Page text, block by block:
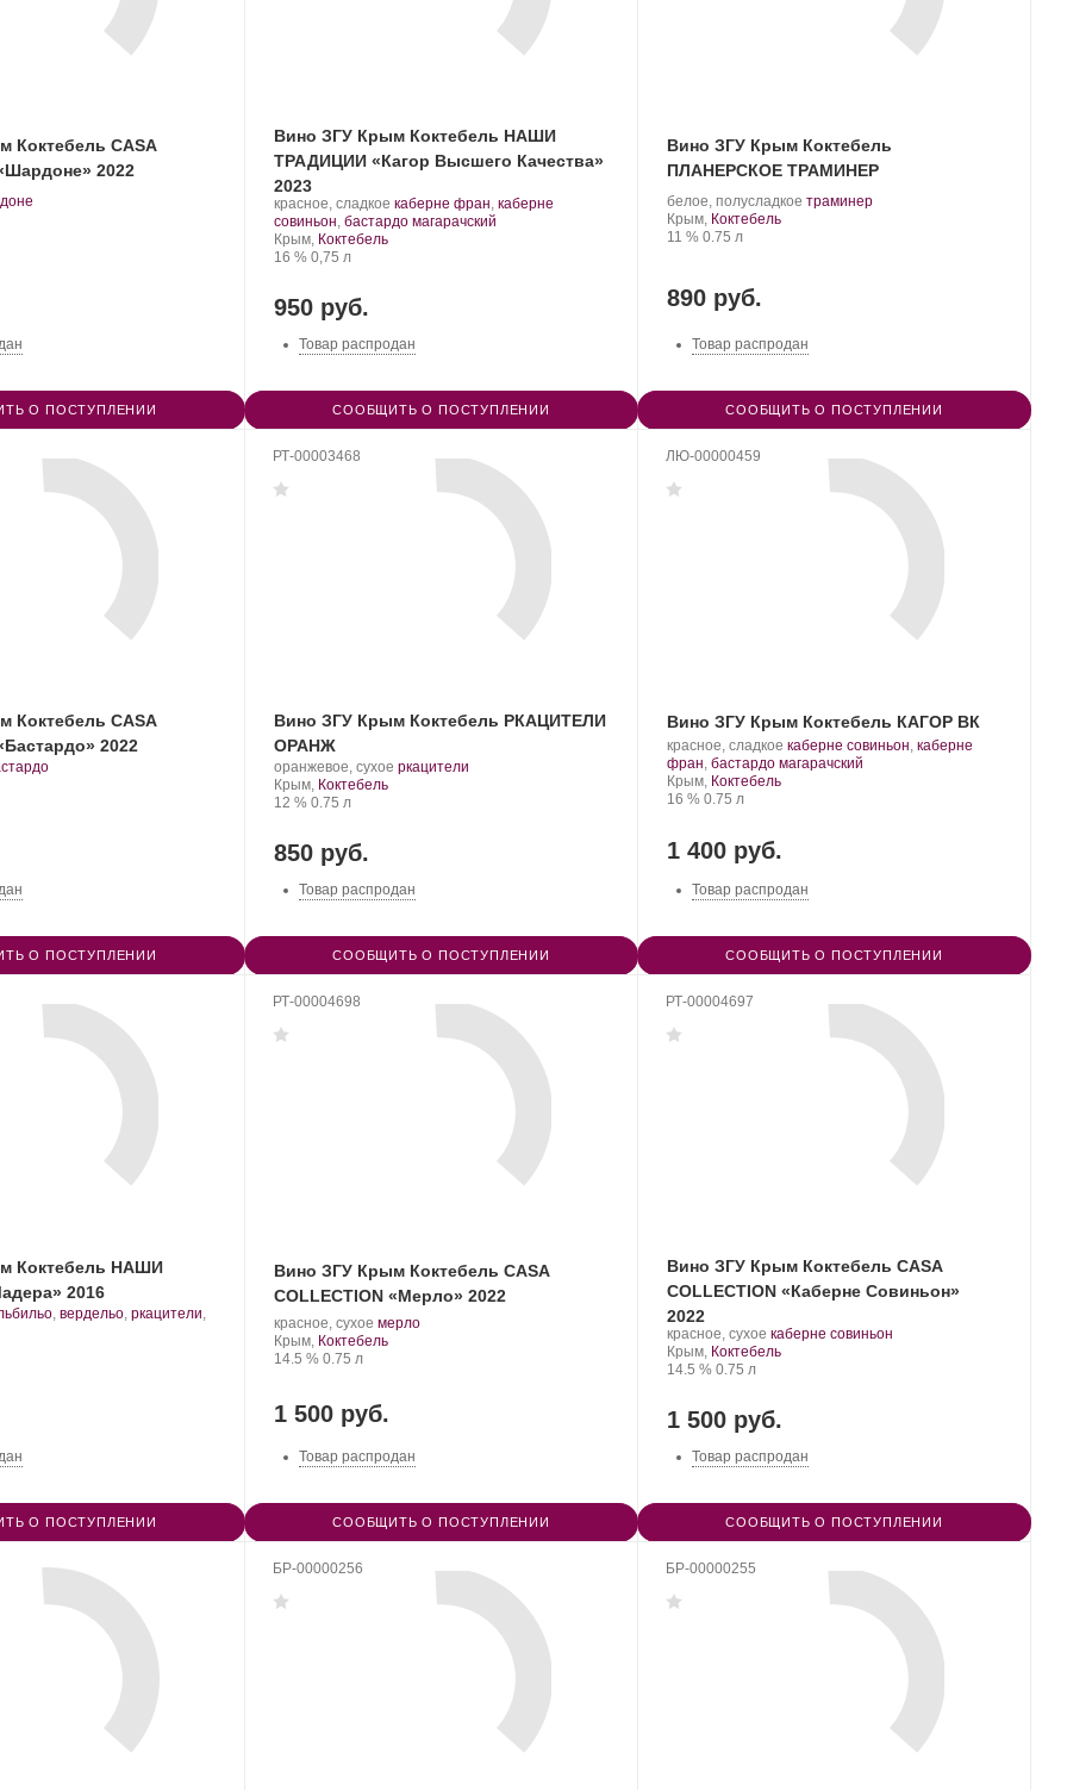
Коктебель CASA
2022
О ПОСТУПЛЕНИИ
Вино ЗГУ Крым Коктебель НАШИ
ТРАДИЦИИ «Кагор Высшего Качества»
2023
Производитель:
Завод
марочных
вин
красное, сладкое .
Сорт
каберне фран, каберне
совиньон, бастардо магарачский
Регион:
Крым, Коктебель
Крепость
16 %. Объем
0,75 л
950 руб.
Товар распродан
СООБЩИТЬ О ПОСТУПЛЕНИИ
Вино ЗГУ Крым Коктебель
ПЛАНЕРСКОЕ ТРАМИНЕР
Производитель:
Завод
марочных
белое, полусладкое .траминер.
Регион:
Крым, Коктебель
Крепость
11 %. Объем
0.75 л
890 руб.
Товар распродан
СООБЩИТЬ О ПОСТУПЛЕНИИ
Коктебель CASA
2022
.
О ПОСТУПЛЕНИИ
РТ-00003468
Вино ЗГУ Крым Коктебель РКАЦИТЕЛИ
ОРАНЖ
Производитель:
Завод
марочных
оранжевое, сухое .ркацители
Регион:
Крым, Коктебель
Крепость
12 %. Объем
0.75 л
850 руб.
Товар распродан
СООБЩИТЬ О ПОСТУПЛЕНИИ
ЛЮ-00000459
Вино ЗГУ Крым Коктебель КАГОР ВК
Производитель:
Завод
марочных
вин
красное, сладкое .
Сорт
каберне совиньон, каберне
фран, бастардо магарачский
Регион:
Крым, Коктебель
Крепость
16 %. Объем
0.75 л
1 400 руб.
Товар распродан
СООБЩИТЬ О ПОСТУПЛЕНИИ
Коктебель НАШИ
2016
, вердельо, ркацители,
О ПОСТУПЛЕНИИ
РТ-00004698
Вино ЗГУ Крым Коктебель CASA
COLLECTION «Мерло» 2022
Производитель:
Завод
марочных
красное, сухое .
Сорт
мерло.
Регион:
Крым, Коктебель
Крепость
14.5 %. Объем
0.75 л
1 500 руб.
Товар распродан
СООБЩИТЬ О ПОСТУПЛЕНИИ
РТ-00004697
Вино ЗГУ Крым Коктебель CASA
COLLECTION «Каберне Совиньон»
2022
Производитель:
Завод
марочных
красное, сухое .
Сорт
каберне совиньон
Регион:
Крым, Коктебель
Крепость
14.5 %. Объем
0.75 л
1 500 руб.
Товар распродан
СООБЩИТЬ О ПОСТУПЛЕНИИ
БР-00000256 БР-00000255